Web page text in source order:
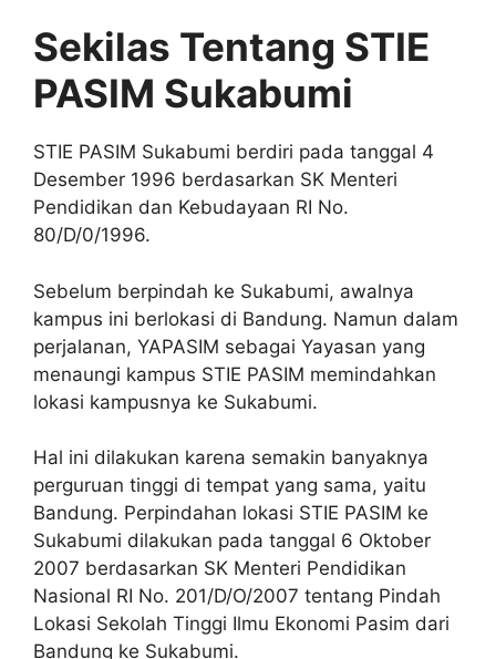
Sekilas Tentang STIE
PASIM Sukabumi
STIE PASIM Sukabumi berdiri pada tanggal 4
Desember 1996 berdasarkan SK Menteri
Pendidikan dan Kebudayaan RI No.
80/D/0/1996.
Sebelum berpindah ke Sukabumi, awalnya
kampus ini berlokasi di Bandung. Namun dalam
perjalanan, YAPASIM sebagai Yayasan yang
menaungi kampus STIE PASIM memindahkan
lokasi kampusnya ke Sukabumi.
Hal ini dilakukan karena semakin banyaknya
perguruan tinggi di tempat yang sama, yaitu
Bandung. Perpindahan lokasi STIE PASIM ke
Sukabumi dilakukan pada tanggal 6 Oktober
2007 berdasarkan SK Menteri Pendidikan
Nasional RI No. 201/D/O/2007 tentang Pindah
Lokasi Sekolah Tinggi Ilmu Ekonomi Pasim dari
Bandung ke Sukabumi.